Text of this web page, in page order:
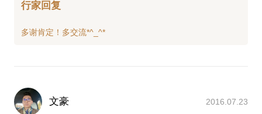
行家回复
文豪 2016.07.23